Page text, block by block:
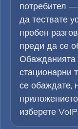
потребител
да тествате
пробен
преди да се
Обажданията
стационарни
се обаждате,
изберете